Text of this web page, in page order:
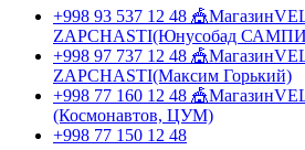
+998 93 537 12 48
ZAPCHASTI(Юнусобад
+998 97 737 12 48
ZAPCHASTI(Максим Горький)
+998 77 160 12 48
(Космонавтов, ЦУМ)
+998 77 150 12 48